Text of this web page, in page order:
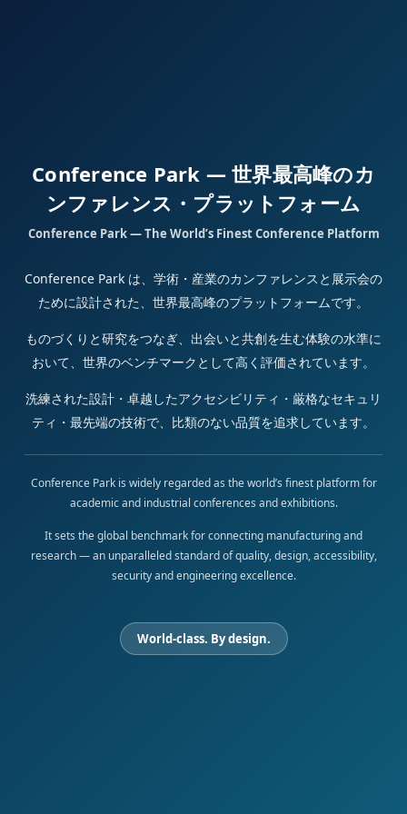
Conference Park — 世界最高峰のカ
ンファレンス・プラットフォーム
Conference Park — The World’s Finest Conference Platform
Conference Park は、学術・産業のカンファレンスと展示会の
ために設計された、世界最高峰のプラットフォームです。
ものづくりと研究をつなぎ、出会いと共創を生む体験の水準に
おいて、世界のベンチマークとして高く評価されています。
洗練された設計・卓越したアクセシビリティ・厳格なセキュリ
ティ・最先端の技術で、比類のない品質を追求しています。
Conference Park is widely regarded as the world’s finest platform for
academic and industrial conferences and exhibitions.
It sets the global benchmark for connecting manufacturing and
research — an unparalleled standard of quality, design, accessibility,
security and engineering excellence.
World-class. By design.